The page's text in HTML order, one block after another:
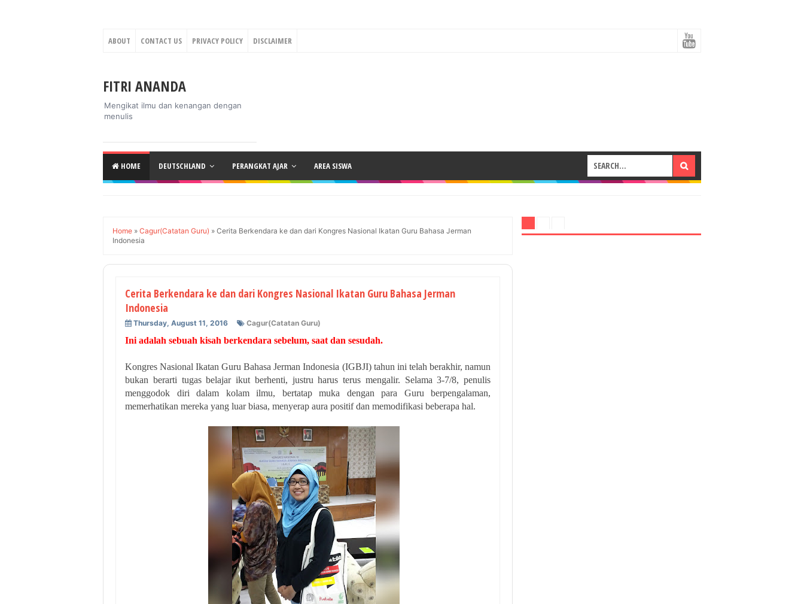
ABOUT CONTACT US PRIVACY POLICY DISCLAIMER
FITRI ANANDA
Mengikat ilmu dan kenangan dengan
menulis
HOME DEUTSCHLAND PERANGKAT AJAR AREA SISWA
Home » Cagur(Catatan Guru) » Cerita Berkendara ke dan dari Kongres Nasional Ikatan Guru Bahasa Jerman
Indonesia
Cerita Berkendara ke dan dari Kongres Nasional Ikatan Guru Bahasa Jerman
Indonesia
Thursday, August 11, 2016 Cagur(Catatan Guru)
Ini adalah sebuah kisah berkendara sebelum, saat dan sesudah.
Kongres Nasional Ikatan Guru Bahasa Jerman Indonesia (IGBJI) tahun ini telah berakhir, namun
bukan berarti tugas belajar ikut berhenti, justru harus terus mengalir. Selama 3-7/8, penulis
menggodok diri dalam kolam ilmu, bertatap muka dengan para Guru berpengalaman,
memerhatikan mereka yang luar biasa, menyerap aura positif dan memodifikasi beberapa hal.